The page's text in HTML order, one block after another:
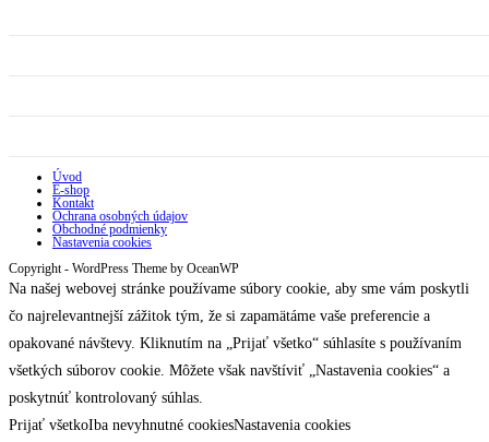
Úvod
E-shop
Kontakt
Ochrana osobných údajov
Obchodné podmienky
Nastavenia cookies
Copyright - WordPress Theme by OceanWP
Na našej webovej stránke používame súbory cookie, aby sme vám poskytli
čo najrelevantnejší zážitok tým, že si zapamätáme vaše preferencie a
opakované návštevy. Kliknutím na „Prijať všetko“ súhlasíte s používaním
všetkých súborov cookie. Môžete však navštíviť „Nastavenia cookies“ a
poskytnúť kontrolovaný súhlas.
Prijať všetkoIba nevyhnutné cookiesNastavenia cookies